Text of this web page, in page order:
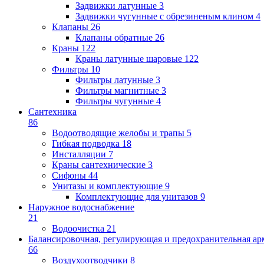
Задвижки латунные 3
Задвижки чугунные с обрезиненым клином 4
Клапаны 26
Клапаны обратные 26
Краны 122
Краны латунные шаровые 122
Фильтры 10
Фильтры латунные 3
Фильтры магнитные 3
Фильтры чугунные 4
Сантехника
86
Водоотводящие желобы и трапы 5
Гибкая подводка 18
Инсталляции 7
Краны сантехнические 3
Сифоны 44
Унитазы и комплектующие 9
Комплектующие для унитазов 9
Наружное водоснабжение
21
Водоочистка 21
Балансировочная, регулирующая и предохранительная
66
Воздухоотводчики 8